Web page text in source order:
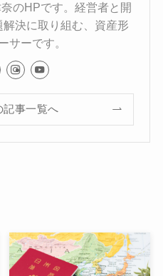
のHPです。経営者と開
決に取り組む、資産形
サーです。
記事一覧へ